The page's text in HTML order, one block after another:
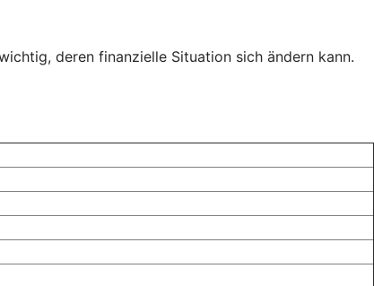
deren finanzielle Situation sich ändern kann.